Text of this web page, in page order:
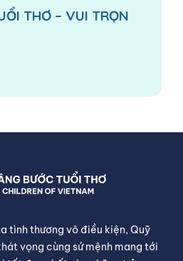
THƠ – VUI TRỌN
tình thương vô điều kiện, Quỹ
vọng cùng sứ mệnh mang tới